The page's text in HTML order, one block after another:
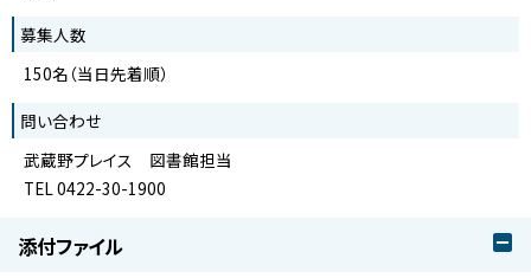
募集人数
150名（当日先着順）
問い合わせ
武蔵野プレイス 図書館担当
TEL 0422-30-1900
添付ファイル